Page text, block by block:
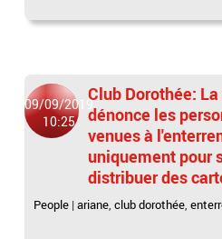
09/09/2019
10:25
Club Dorothée:
dénonce les
venues à
uniquement pour
distribuer des
People |ariane,club dorothée,